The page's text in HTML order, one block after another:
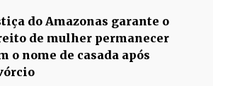
do Amazonas garante o
de mulher permanecer
o nome de casada após